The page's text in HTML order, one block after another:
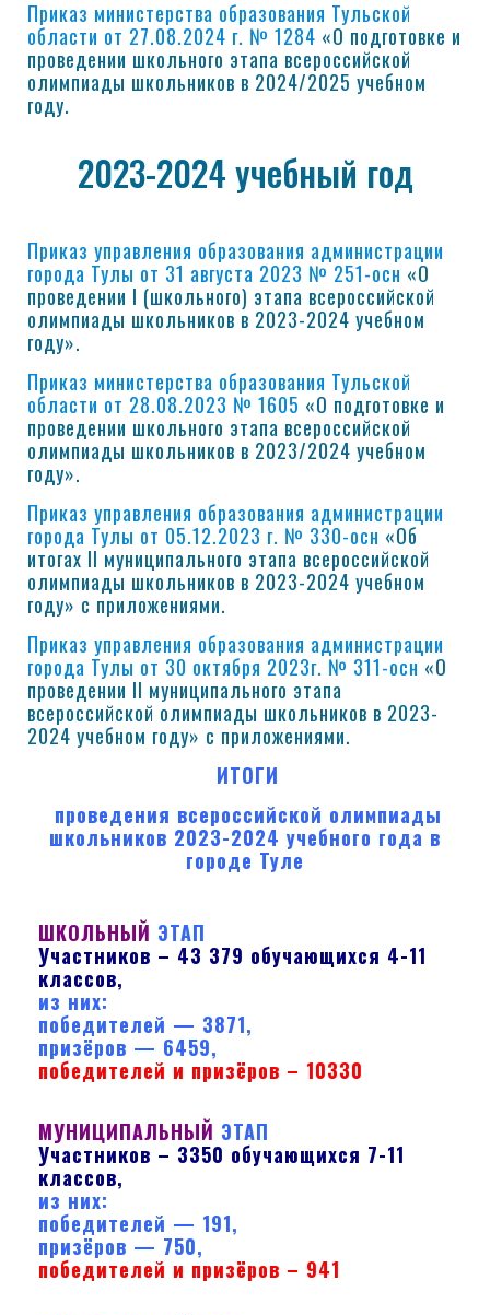
Приказ министерства образования Тульской
области от 27.08.2024 г. № 1284 «О подготовке и
проведении школьного этапа всероссийской
олимпиады школьников в 2024/2025 учебном
году.
2023-2024 учебный год
Приказ управления образования администрации
города Тулы от 31 августа 2023 № 251-осн «О
проведении I (школьного) этапа всероссийской
олимпиады школьников в 2023-2024 учебном
году».
Приказ министерства образования Тульской
области от 28.08.2023 № 1605 «О подготовке и
проведении школьного этапа всероссийской
олимпиады школьников в 2023/2024 учебном
году».
Приказ управления образования администрации
города Тулы от 05.12.2023 г. № 330-осн «Об
итогах II муниципального этапа всероссийской
олимпиады школьников в 2023-2024 учебном
году» с приложениями.
Приказ управления образования администрации
города Тулы от 30 октября 2023г. № 311-осн «О
проведении II муниципального этапа
всероссийской олимпиады школьников в 2023-
2024 учебном году» с приложениями.
ИТОГИ
проведения всероссийской олимпиады
школьников 2023-2024 учебного года в
городе Туле
ШКОЛЬНЫЙ ЭТАП
Участников – 43 379 обучающихся 4-11
классов,
из них:
победителей — 3871,
призёров — 6459,
победителей и призёров – 10330
МУНИЦИПАЛЬНЫЙ ЭТАП
Участников – 3350 обучающихся 7-11
классов,
из них:
победителей — 191,
призёров — 750,
победителей и призёров – 941